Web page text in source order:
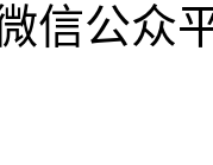
信公众